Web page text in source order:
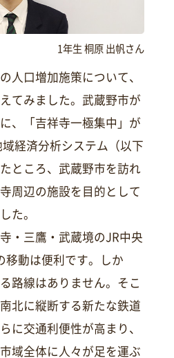
1年生 桐原 出帆さん
人口増加施策について、
てみました。武蔵野市が
、「吉祥寺一極集中」が
域経済分析システム（以下
たところ、武蔵野市を訪れ
周辺の施設を目的として
た。
・三鷹・武蔵境のJR中央
移動は便利です。しか
路線はありません。そこ
北に縦断する新たな鉄道
に交通利便性が高まり、
域全体に人々が足を運ぶ